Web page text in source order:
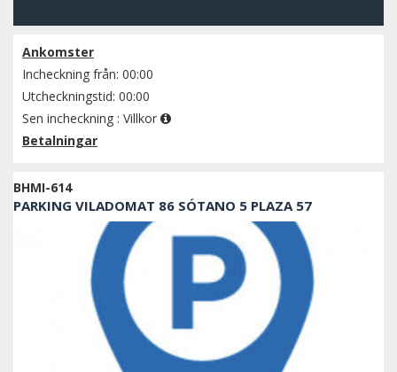
Ankomster
Incheckning från: 00:00
Utcheckningstid: 00:00
Sen incheckning : Villkor
Betalningar
BHMI-614
PARKING VILADOMAT 86 SÓTANO 5 PLAZA 57